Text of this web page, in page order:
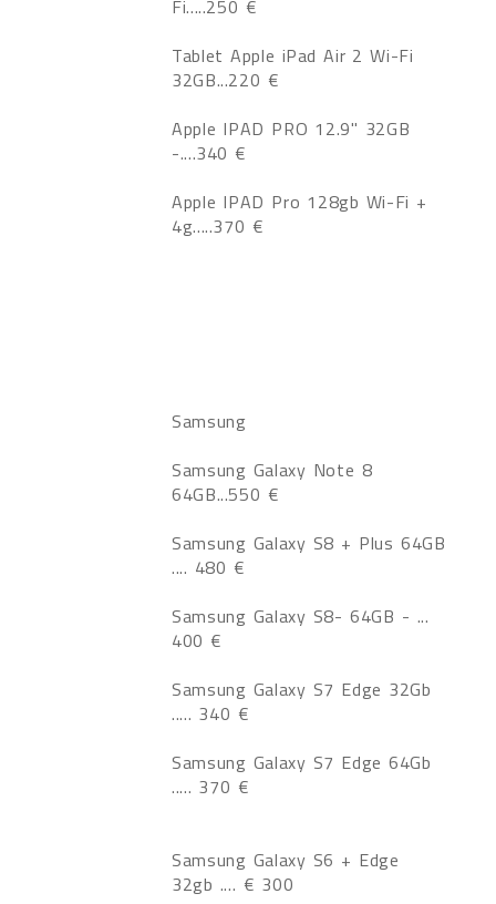
Fi.....250 €
Tablet Apple iPad Air 2 Wi-Fi
32GB...220 €
Apple IPAD PRO 12.9" 32GB
-....340 €
Apple IPAD Pro 128gb Wi-Fi +
4g.....370 €
Samsung
Samsung Galaxy Note 8
64GB...550 €
Samsung Galaxy S8 + Plus 64GB
.... 480 €
Samsung Galaxy S8- 64GB - ...
400 €
Samsung Galaxy S7 Edge 32Gb
..... 340 €
Samsung Galaxy S7 Edge 64Gb
..... 370 €
Samsung Galaxy S6 + Edge
32gb .... € 300